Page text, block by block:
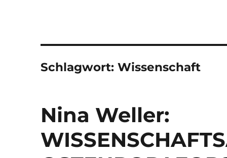
Schlagwort:Wissenschaft
Nina Weller: